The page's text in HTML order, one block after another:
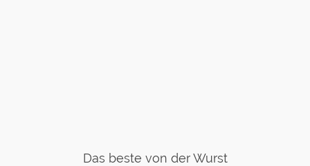
Das beste von der Wurst